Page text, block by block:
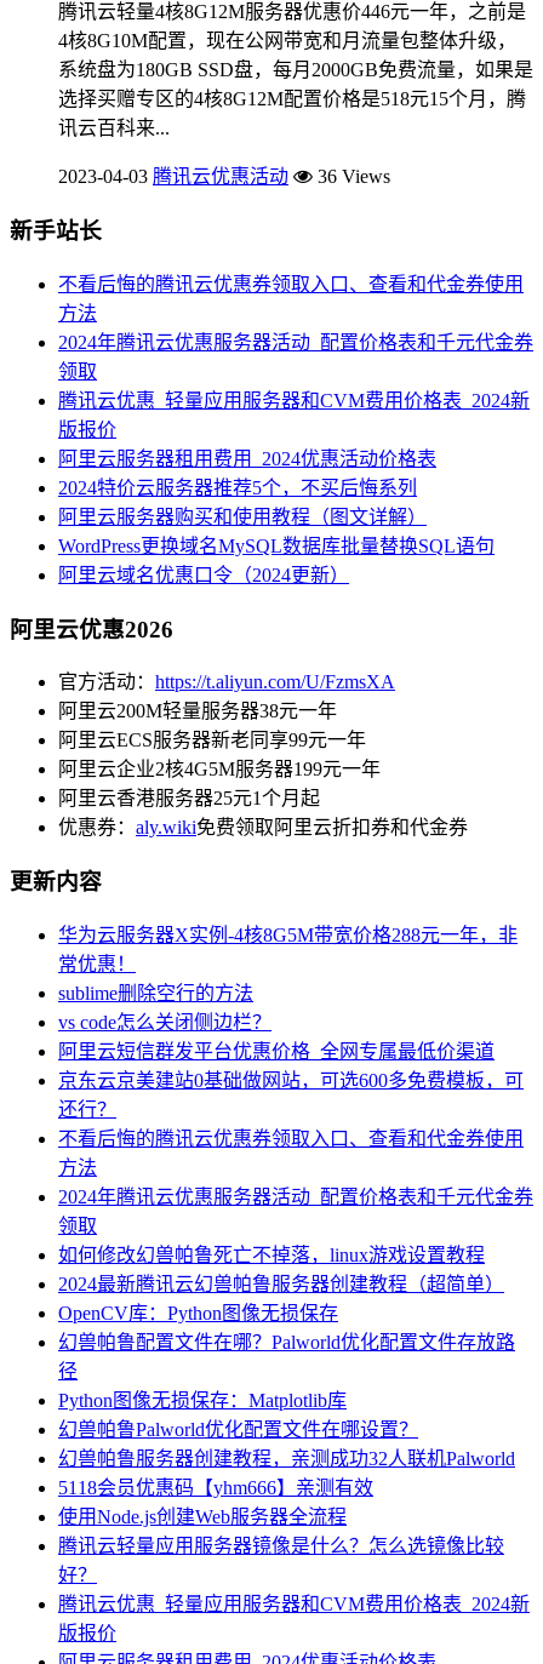
腾讯云轻量4核8G12M服务器优惠价446元一年，之前是
4核8G10M配置，现在公网带宽和月流量包整体升级，
系统盘为180GB SSD盘，每月2000GB免费流量，如果是
选择买赠专区的4核8G12M配置价格是518元15个月，腾
讯云百科来...
2023-04-03 腾讯云优惠活动 36 Views
新手站长
不看后悔的腾讯云优惠券领取入口、查看和代金券使用
方法
2024年腾讯云优惠服务器活动_配置价格表和千元代金券
领取
腾讯云优惠_轻量应用服务器和CVM费用价格表_2024新
版报价
阿里云服务器租用费用_2024优惠活动价格表
2024特价云服务器推荐5个，不买后悔系列
阿里云服务器购买和使用教程（图文详解）
WordPress更换域名MySQL数据库批量替换SQL语句
阿里云域名优惠口令（2024更新）
阿里云优惠2026
官方活动： https://t.aliyun.com/U/FzmsXA
阿里云200M轻量服务器38元一年
阿里云ECS服务器新老同享99元一年
阿里云企业2核4G5M服务器199元一年
阿里云香港服务器25元1个月起
优惠券： aly.wiki免费领取阿里云折扣券和代金券
更新内容
华为云服务器X实例-4核8G5M带宽价格288元一年，非
常优惠！
sublime删除空行的方法
vs code怎么关闭侧边栏？
阿里云短信群发平台优惠价格_全网专属最低价渠道
京东云京美建站0基础做网站，可选600多免费模板，可
还行？
不看后悔的腾讯云优惠券领取入口、查看和代金券使用
方法
2024年腾讯云优惠服务器活动_配置价格表和千元代金券
领取
如何修改幻兽帕鲁死亡不掉落，linux游戏设置教程
2024最新腾讯云幻兽帕鲁服务器创建教程（超简单）
OpenCV库：Python图像无损保存
幻兽帕鲁配置文件在哪？Palworld优化配置文件存放路
径
Python图像无损保存：Matplotlib库
幻兽帕鲁Palworld优化配置文件在哪设置？
幻兽帕鲁服务器创建教程，亲测成功32人联机Palworld
5118会员优惠码【yhm666】亲测有效
使用Node.js创建Web服务器全流程
腾讯云轻量应用服务器镜像是什么？怎么选镜像比较
好？
腾讯云优惠_轻量应用服务器和CVM费用价格表_2024新
版报价